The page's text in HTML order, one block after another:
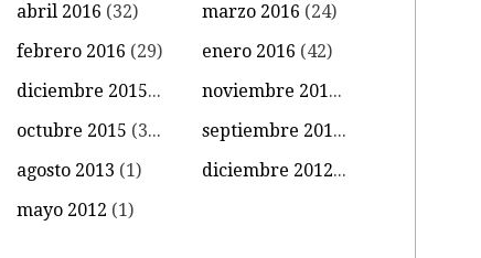
abril 2016 (32) marzo 2016 (24)
febrero 2016 (29) enero 2016 (42)
diciembre 2015
(39) noviembre 2015(18)
octubre 2015 (34) septiembre 2015(15)
agosto 2013 (1) diciembre 2012
(1)
mayo 2012 (1)